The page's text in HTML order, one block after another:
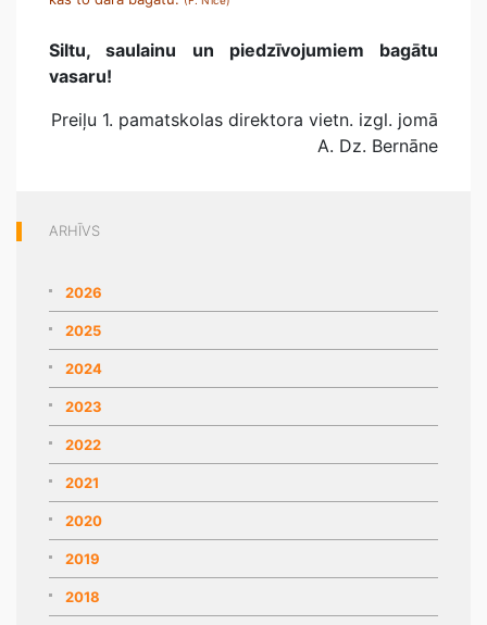
Siltu, saulainu un piedzīvojumiem bagātu
vasaru!
Preiļu 1. pamatskolas direktora vietn. izgl. jomā
A. Dz. Bernāne
ARHĪVS
2026
2025
2024
2023
2022
2021
2020
2019
2018